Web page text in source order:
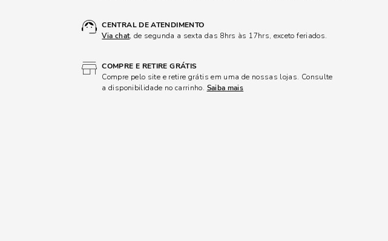
CENTRAL DE ATENDIMENTO
Via chat, de segunda a sexta das 8hrs às 17hrs, exceto feriados.
COMPRE E RETIRE GRÁTIS
Compre pelo site e retire grátis em uma de nossas lojas. Consulte
a disponibilidade no carrinho. Saiba mais